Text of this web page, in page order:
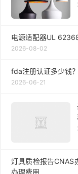
电源适配器UL
2026-08-02
fda注册认证多少钱？
2026-06-21
灯具质检报告CNAS
办理费用